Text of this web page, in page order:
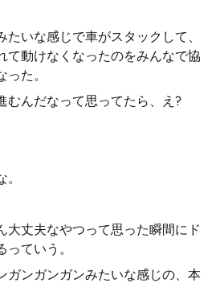
たいな感じで車がスタックして、
て動けなくなったのをみんなで協
た。
むんだなって思ってたら、え?
大丈夫なやつって思った瞬間にド
ていう。
ガンガンガンみたいな感じの、本